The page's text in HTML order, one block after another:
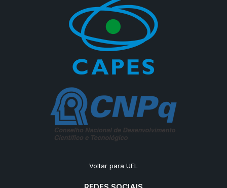
Voltar para UEL